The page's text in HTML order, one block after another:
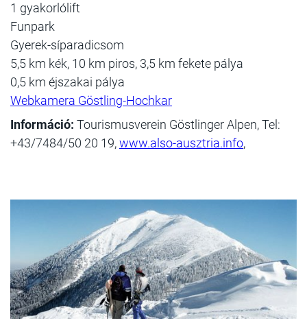
1 gyakorlólift
Funpark
Gyerek-síparadicsom
5,5 km kék, 10 km piros, 3,5 km fekete pálya
0,5 km éjszakai pálya
Webkamera Göstling-Hochkar
Információ: Tourismusverein Göstlinger Alpen, Tel:
+43/7484/50 20 19,www.also-ausztria.info,